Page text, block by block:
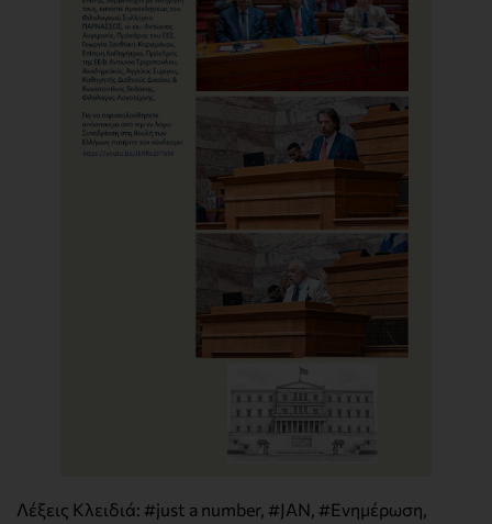
Λέξεις Κλειδιά: #just a number, #JAN, #Ενημέρωση,